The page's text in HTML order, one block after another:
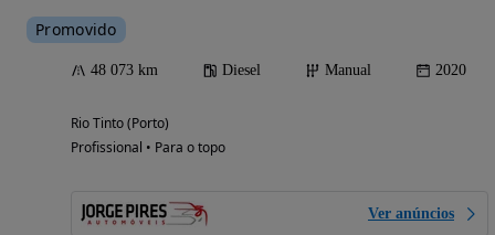
Promovido
48 073 km Diesel Manual 2020
Rio Tinto (Porto)
Profissional • Para o topo
Ver anúncios